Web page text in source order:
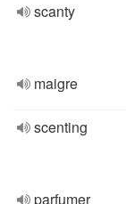
scanty
maigre
scenting
parfumer